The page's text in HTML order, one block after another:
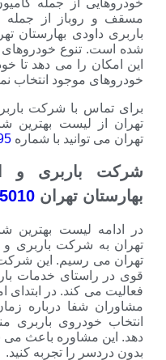
از جمله
بهارستان تهران برای
تنوع خودروهای شرکت
را می دهد تا خودروی مناسب
موجود انتخاب نماید.
با شرکت باربری و اثاث
لیست بهترین شرکتهای
با شماره09914551795
و اثاث کشی
تهران09054955010
لیست بهترین شرکتهای
شرکت باربری و اثاث کشی
رسیم. این شرکت باربری با
خدمات باربری و اثاث
کند. در ابتدای امر با تماس
شفا درباره زمان حرکت و
باربری مناسب به
باعث می شود تا شما
را تجربه کنید.